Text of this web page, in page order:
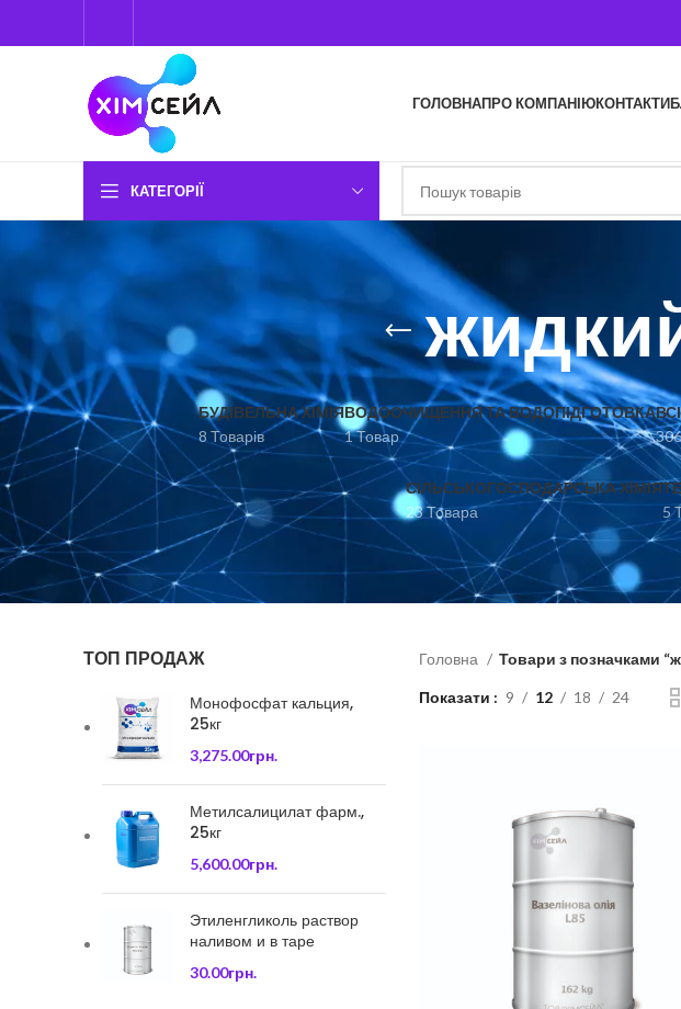
ГОЛОВНАПРО КОМПАНІЮКОНТАКТИ
КАТЕГОРІЇ
БУДІВЕЛЬНА ХІМІЯ
8 Товарів
ВОДООЧИЩЕННЯ ТА ВОДОПІДГОТОВКА
1 Товар
СІЛЬСЬКОГОСПОДАРСЬКА ХІМІЯ
23 Товара
5
ТОП ПРОДАЖ
Монофосфат кальция,
25кг
3,275.00грн.
Метилсалицилат фарм.,
25кг
5,600.00грн.
Этиленгликоль раствор
наливом и в таре
30.00грн.
Головна Товари з позначками
Показати 9 12 18 24